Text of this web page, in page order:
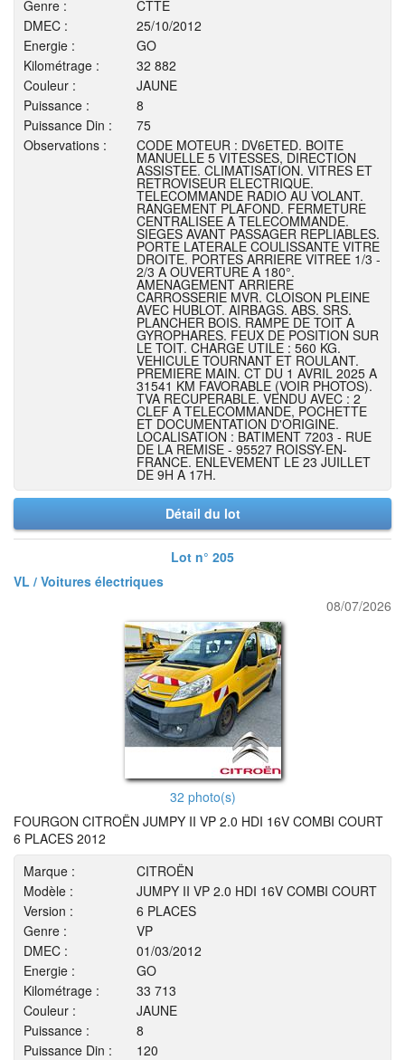
Genre :
CTTE
DMEC :
25/10/2012
Energie :
GO
Kilométrage :
32 882
Couleur :
JAUNE
Puissance :
8
Puissance Din :
75
Observations :
CODE MOTEUR : DV6ETED. BOITE
MANUELLE 5 VITESSES, DIRECTION
ASSISTEE. CLIMATISATION. VITRES ET
RETROVISEUR ELECTRIQUE.
TELECOMMANDE RADIO AU VOLANT.
RANGEMENT PLAFOND. FERMETURE
CENTRALISEE A TELECOMMANDE.
SIEGES AVANT PASSAGER REPLIABLES.
PORTE LATERALE COULISSANTE VITRE
DROITE. PORTES ARRIERE VITREE 1/3 -
2/3 A OUVERTURE A 180°.
AMENAGEMENT ARRIERE
CARROSSERIE MVR. CLOISON PLEINE
AVEC HUBLOT. AIRBAGS. ABS. SRS.
PLANCHER BOIS. RAMPE DE TOIT A
GYROPHARES. FEUX DE POSITION SUR
LE TOIT. CHARGE UTILE : 560 KG.
VEHICULE TOURNANT ET ROULANT.
PREMIERE MAIN. CT DU 1 AVRIL 2025 A
31541 KM FAVORABLE (VOIR PHOTOS).
TVA RECUPERABLE. VENDU AVEC : 2
CLEF A TELECOMMANDE, POCHETTE
ET DOCUMENTATION D'ORIGINE.
LOCALISATION : BATIMENT 7203 - RUE
DE LA REMISE - 95527 ROISSY-EN-
FRANCE. ENLEVEMENT LE 23 JUILLET
DE 9H A 17H.
Détail du lot
Lot n° 205
VL / Voitures électriques
08/07/2026
32 photo(s)
FOURGON CITROËN JUMPY II VP 2.0 HDI 16V COMBI COURT
6 PLACES 2012
Marque :
CITROËN
Modèle :
JUMPY II VP 2.0 HDI 16V COMBI COURT
Version :
6 PLACES
Genre :
VP
DMEC :
01/03/2012
Energie :
GO
Kilométrage :
33 713
Couleur :
JAUNE
Puissance :
8
Puissance Din :
120